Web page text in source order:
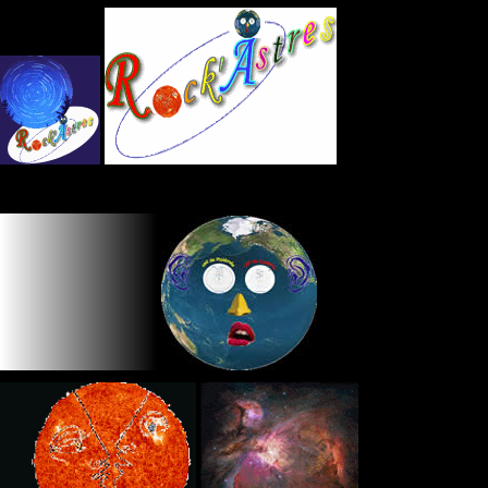
Panneau de gestion des cookies